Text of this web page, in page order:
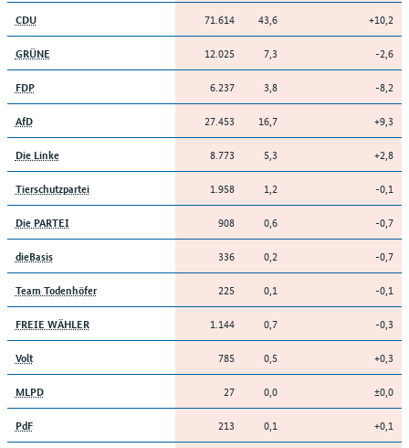
CDU 71.614 43,6 +10,2
GRÜNE 12.025 7,3 -2,6
FDP 6.237 3,8 -8,2
AfD 27.453 16,7 +9,3
Die Linke 8.773 5,3 +2,8
Tierschutzpartei 1.958 1,2 -0,1
Die PARTEI 908 0,6 -0,7
dieBasis 336 0,2 -0,7
Team Todenhöfer 225 0,1 -0,1
FREIE WÄHLER 1.144 0,7 -0,3
Volt 785 0,5 +0,3
MLPD 27 0,0 ±0,0
PdF 213 0,1 +0,1